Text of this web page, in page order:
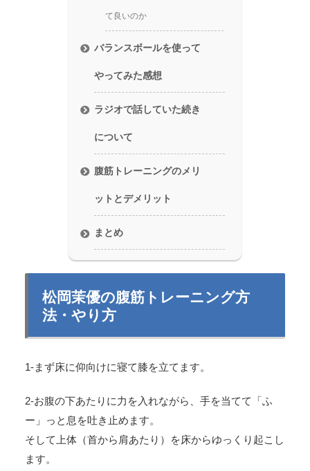
て良いのか
バランスボールを使って
やってみた感想
ラジオで話していた続き
について
腹筋トレーニングのメリ
ットとデメリット
まとめ
松岡茉優の腹筋トレーニング方
法・やり方
1-まず床に仰向けに寝て膝を立てます。
2-お腹の下あたりに力を入れながら、手を当てて「ふ
ー」っと息を吐き止めます。
そして上体（首から肩あたり）を床からゆっくり起こし
ます。